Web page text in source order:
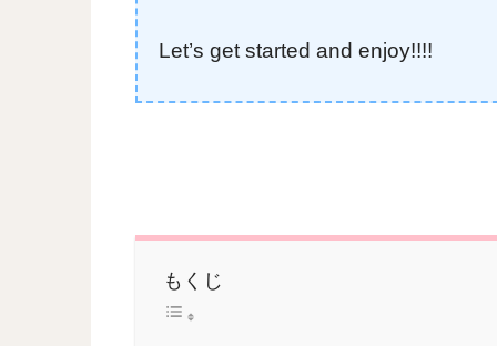
Let’s get started and enjoy!!!!
もくじ